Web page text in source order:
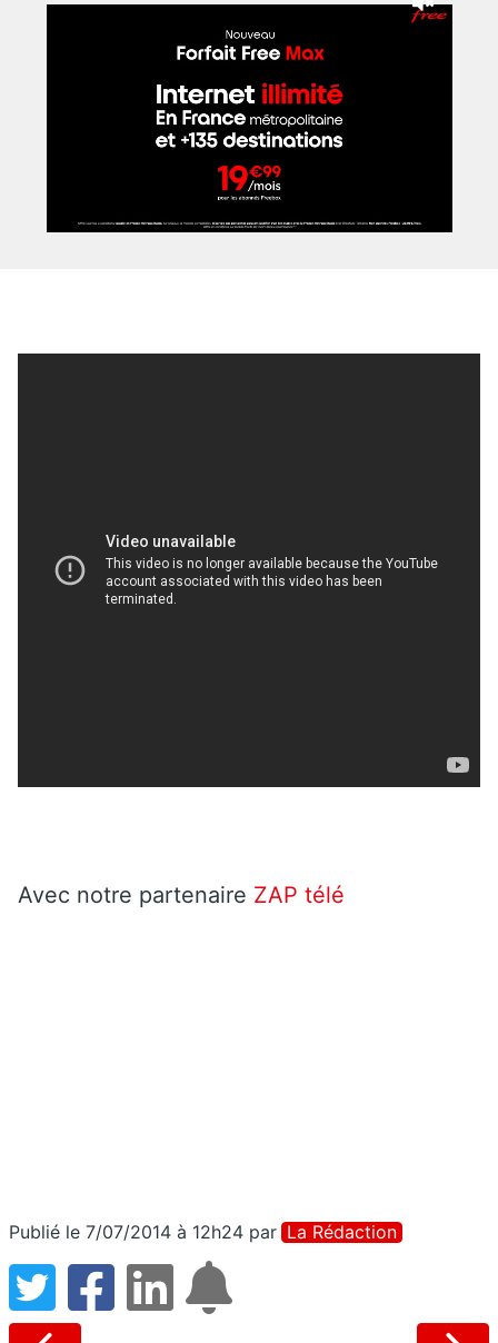
Avec notre partenaire ZAP télé
Publié le 7/07/2014 à 12h24 par La Rédaction